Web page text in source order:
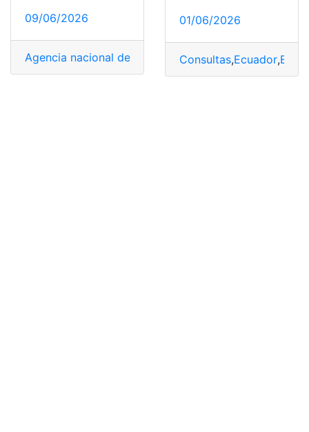
09/06/2026
Agencia nacional de transito ANT,Consultas Online
01/06/2026
Consultas,Ecuador,